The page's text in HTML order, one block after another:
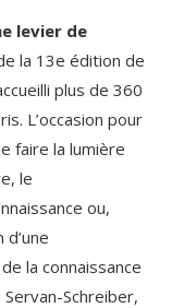
levier de
la 13e édition de
plus de 360
L’occasion pour
faire la lumière
le
ou,
la connaissance
Schreiber,